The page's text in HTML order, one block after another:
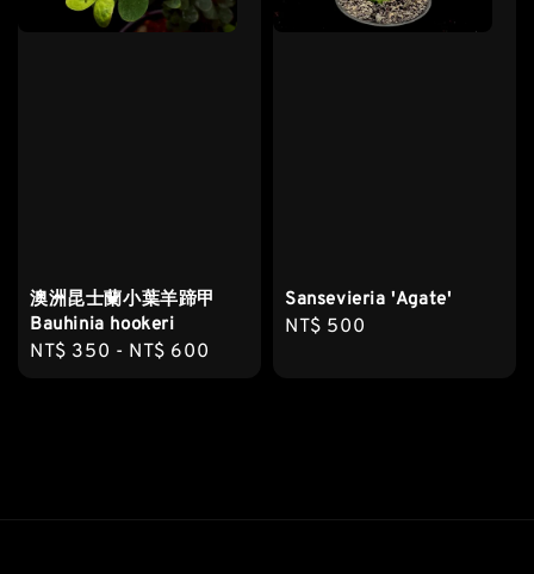
澳洲昆士蘭小葉羊蹄甲
Bauhinia hookeri
Regular
NT$ 350 - NT$ 600
Sansevieria 'Agate'
Regular
NT$ 500